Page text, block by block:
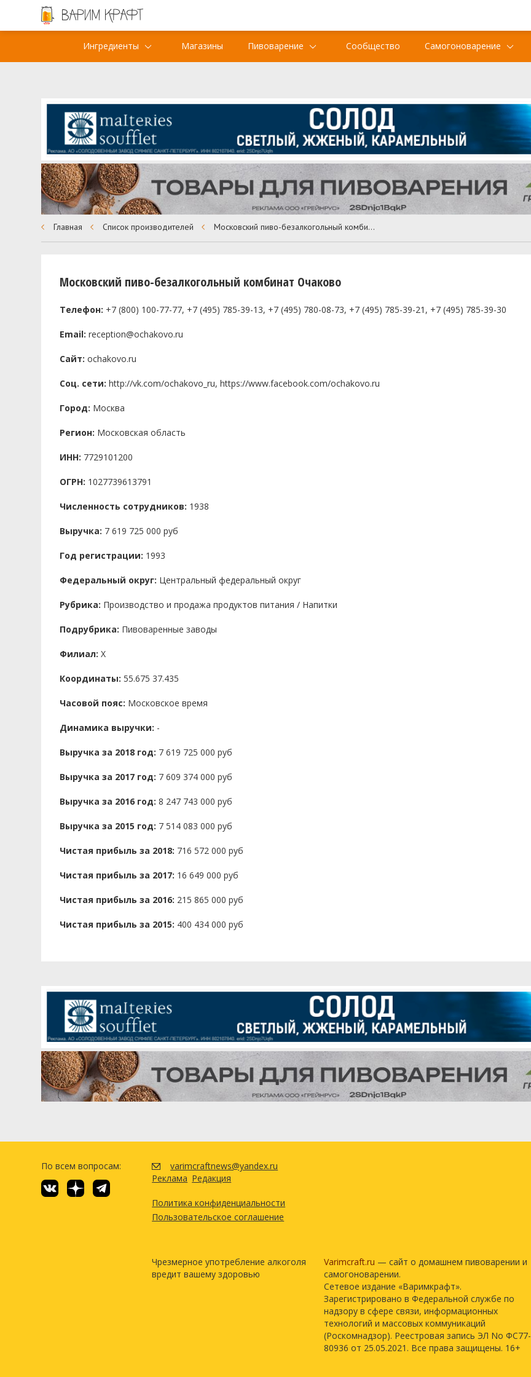
Ингредиенты Магазины Пивоварение Сообщество Самогоноварение
Главная Список производителей Московский пиво-безалкогольный комбинат Очаково
Московский пиво-безалкогольный комбинат Очаково
Телефон: +7 (800) 100-77-77, +7 (495) 785-39-13, +7 (495) 780-08-73, +7 (495) 785-39-21, +7 (495) 785-39-30
Email: reception@ochakovo.ru
Сайт: ochakovo.ru
Соц. сети: http://vk.com/ochakovo_ru, https://www.facebook.com/ochakovo.ru
Город: Москва
Регион: Московская область
ИНН: 7729101200
ОГРН: 1027739613791
Численность сотрудников: 1938
Выручка: 7 619 725 000 руб
Год регистрации: 1993
Федеральный округ: Центральный федеральный округ
Рубрика: Производство и продажа продуктов питания / Напитки
Подрубрика: Пивоваренные заводы
Филиал: X
Координаты: 55.675 37.435
Часовой пояс: Московское время
Динамика выручки: -
Выручка за 2018 год: 7 619 725 000 руб
Выручка за 2017 год: 7 609 374 000 руб
Выручка за 2016 год: 8 247 743 000 руб
Выручка за 2015 год: 7 514 083 000 руб
Чистая прибыль за 2018: 716 572 000 руб
Чистая прибыль за 2017: 16 649 000 руб
Чистая прибыль за 2016: 215 865 000 руб
Чистая прибыль за 2015: 400 434 000 руб
По всем вопросам:
varimcraftnews@yandex.ru
Реклама Редакция
Политика конфиденциальности
Пользовательское соглашение
Чрезмерное употребление алкоголя
вредит вашему здоровью
Varimcraft.ru — сайт о домашнем пивоварении и
самогоноварении.
Сетевое издание «Варимкрафт».
Зарегистрировано в Федеральной службе по
надзору в сфере связи, информационных
технологий и массовых коммуникаций
(Роскомнадзор). Реестровая запись ЭЛ No ФС77-
80936 от 25.05.2021. Все права защищены. 16+